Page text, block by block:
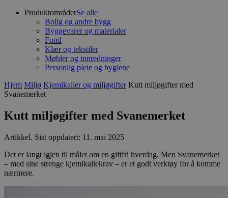
ProduktområderSe alle
Bolig og andre bygg
Byggevarer og materialer
Fond
Klær og tekstiler
Møbler og innredninger
Personlig pleie og hygiene
Hjem Miljø Kjemikalier og miljøgifter Kutt miljøgifter med
Svanemerket
Kutt miljøgifter med Svanemerket
Artikkel. Sist oppdatert: 11. mai 2025
Det er langt igjen til målet om en giftfri hverdag. Men Svanemerket
– med sine strenge kjemikaliekrav – er et godt verktøy for å komme
nærmere.